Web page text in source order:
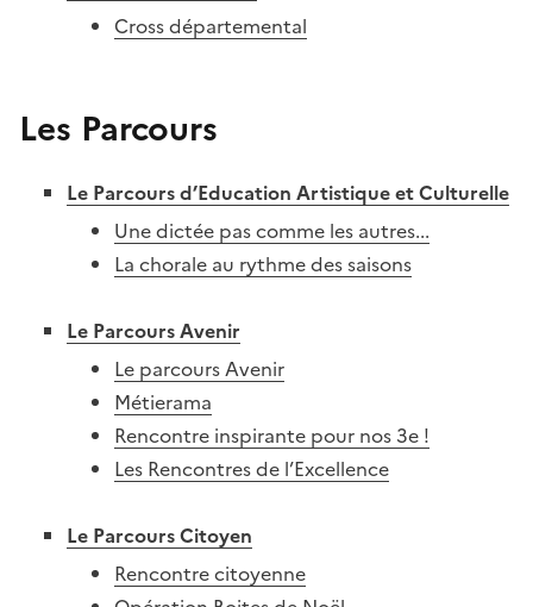
Cross départemental
Les Parcours
Le Parcours d’Education Artistique et Culturelle
Une dictée pas comme les autres...
La chorale au rythme des saisons
Le Parcours Avenir
Le parcours Avenir
Métierama
Rencontre inspirante pour nos 3e !
Les Rencontres de l’Excellence
Le Parcours Citoyen
Rencontre citoyenne